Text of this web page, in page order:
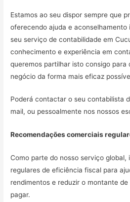
Estamos ao seu dispor sempre que
oferecendo ajuda e
seu serviço de contabilidade em
conhecimento e experiência em
queremos partilhar isto consigo para
negócio da forma mais eficaz
Poderá contactar o seu contabilista
mail, ou pessoalmente nos nossos
Recomendações comerciais
Como parte do nosso serviço global,
regulares de eficiência fiscal para
rendimentos e reduzir o montante
pagar.